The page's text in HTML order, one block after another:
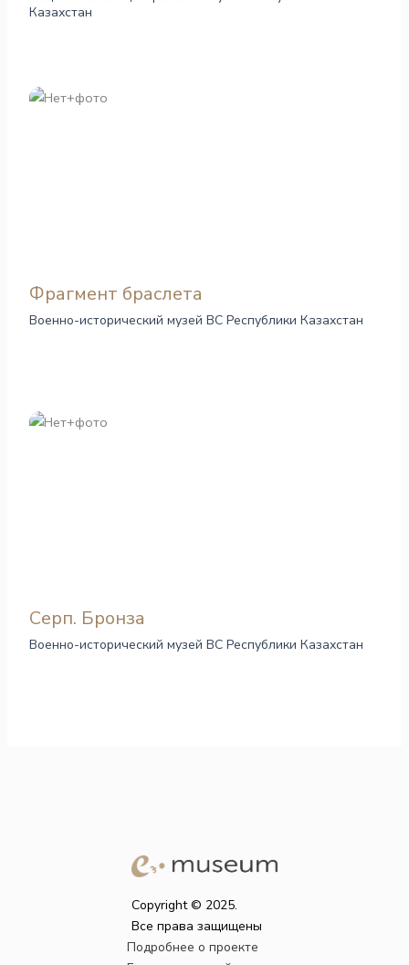
Казахстан
Фрагмент браслета
Военно-исторический музей ВС Республики Казахстан
Серп. Бронза
Военно-исторический музей ВС Республики Казахстан
Copyright © 2025.
Все права защищены
Подробнее о проекте